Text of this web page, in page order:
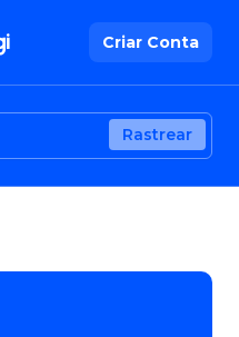
Criar Conta
Rastrear